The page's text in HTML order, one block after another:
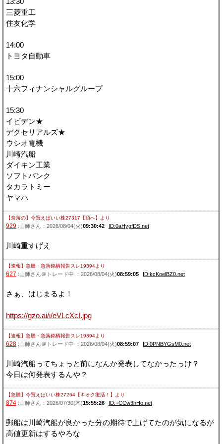
三菱重工
住友化学
14:00
トヨタ自動車
15:00
十六フィナンシャルグループ
15:30
イビデン★
デクセリアルズ★
ウシオ電機
川崎汽船
ダイキン工業
ソフトバンク
タカラトミー
ヤマハ
【奈落の】今買えばいい株27317【頂へ】 より
929 :山師さん：2026/08/04(火)09:30:42 ID:0aHygfDS.net
川崎重すげえ
【速報】急騰・急落銘柄報告スレ19394より
627 :山師さん＠トレード中 ：2026/08/04(火)08:59:05 ID:kcKoelBZ0.net
さぁ、はじまるよ！
https://gzo.ai/i/eVLcXcI.jpg
【速報】急騰・急落銘柄報告スレ19394より
628 :山師さん＠トレード中 ：2026/08/04(火)08:59:07 ID:0PNBYGsM0.net
川崎汽船ってちょっと前になんか発表してなかったっけ？
今日は何発表するんや？
【急騰】今買えばいい株27264【キオク復活！】 より
874 :山師さん：2026/07/30(木)15:55:26 ID:+CCw3hHo.net
郵船は川崎汽船が良かった分の期待で上げてたのが気になるが
高値更新はするやろな